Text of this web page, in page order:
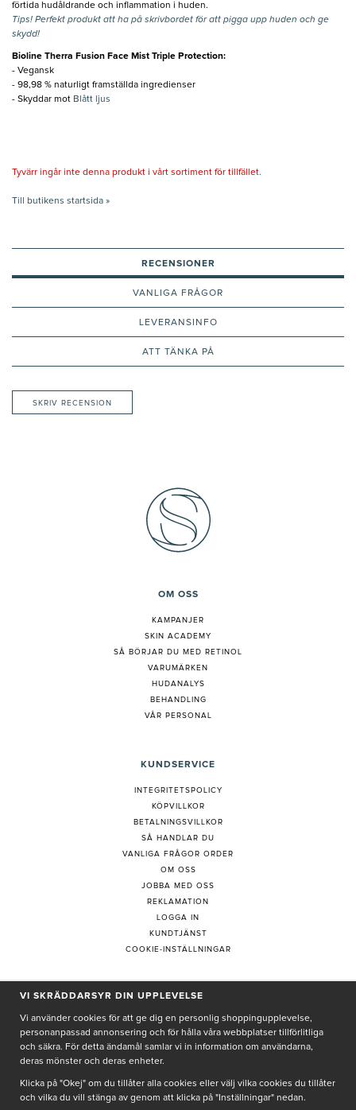
förtida hudåldrande och inflammation i huden.
Tips! Perfekt produkt att ha på skrivbordet för att pigga upp huden och ge
skydd!
Bioline Therra Fusion Face Mist Triple Protection:
- Vegansk
- 98,98 % naturligt framställda ingredienser
- Skyddar mot Blått ljus
Tyvärr ingår inte denna produkt i vårt sortiment för tillfället.
Till butikens startsida »
RECENSIONER
VANLIGA FRÅGOR
LEVERANSINFO
ATT TÄNKA PÅ
SKRIV RECENSION
OM OSS
KAMPANJER
SKIN ACADEMY
SÅ BÖRJAR DU MED RETINOL
VARUMÄRKEN
HUDANALYS
BEHANDLING
VÅR PERSONAL
KUNDSERVICE
INTEGRITETSPOLICY
KÖPVILLKOR
BETALNINGSVILLKOR
SÅ HANDLAR DU
VANLIGA FRÅGOR ORDER
OM OSS
JOBBA MED OSS
REKLAMATION
LOGGA IN
KUNDTJÄNST
COOKIE-INSTÄLLNINGAR
PRENUMERERA PÅ NYHETSBREV
Genom att ge min e-post, accepterar jag Seth och Sallyintegritetspolicy
De uppgifter du matar in kommer endast användas till våra nyhetsbrev.
VI SKRÄDDARSYR DIN UPPLEVELSE
Vi använder cookies för att ge dig en personlig shoppingupplevelse,
personanpassad annonsering och för hålla våra webbplatser tillförlitliga
och säkra. För detta ändamål samlar vi in information om användarna,
deras mönster och deras enheter.
Klicka på "Okej" om du tillåter alla cookies eller välj vilka cookies du tillåter
och vilka du vill stänga av genom att klicka på "Inställningar" nedan.